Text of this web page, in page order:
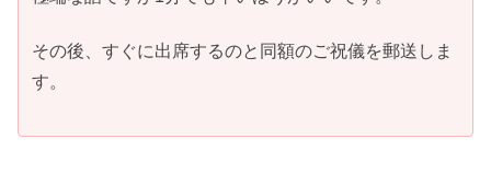
その後、すぐに出席するのと同額のご祝儀を郵送しま
す。